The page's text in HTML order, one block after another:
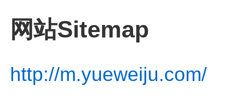
网站Sitemap
http://m.yueweiju.com/